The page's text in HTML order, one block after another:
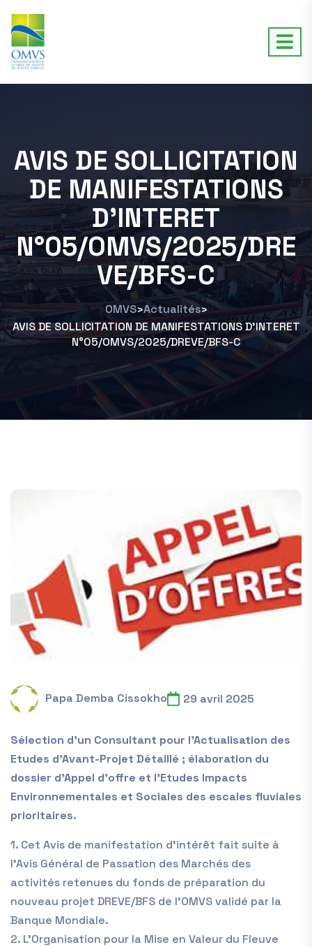
AVIS DE SOLLICITATION
DE MANIFESTATIONS
D’INTERET
N°05/OMVS/2025/DRE
VE/BFS-C
OMVS>Actualités>
AVIS DE SOLLICITATION DE MANIFESTATIONS D’INTERET
N°05/OMVS/2025/DREVE/BFS-C
Papa Demba Cissokho 29 avril 2025
Sélection d’un Consultant pour l’Actualisation des
Etudes d’Avant-Projet Détaillé ; élaboration du
dossier d’Appel d’offre et l’Etudes Impacts
Environnementales et Sociales des escales fluviales
prioritaires.
1. Cet Avis de manifestation d’intérêt fait suite à
l’Avis Général de Passation des Marchés des
activités retenues du fonds de préparation du
nouveau projet DREVE/BFS de l’OMVS validé par la
Banque Mondiale.
2. L’Organisation pour la Mise en Valeur du Fleuve